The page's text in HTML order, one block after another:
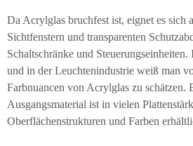
Da Acrylglas bruchfest ist, eignet es sich
Sichtfenstern und transparenten
Schaltschränke und
und in der Leuchtenindustrie weiß man
Farbnuancen von Acrylglas zu schätzen.
Ausgangsmaterial ist in vielen
Oberflächenstrukturen und Farben